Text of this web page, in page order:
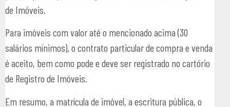
de Imóveis.
Para imóveis com valor até o mencionado acima (30
salários mínimos), o contrato particular de compra e venda
é aceito, bem como pode e deve ser registrado no cartório
de Registro de Imóveis.
Em resumo, a matrícula de imóvel, a escritura pública, o